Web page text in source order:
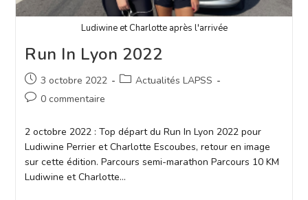
Ludiwine et Charlotte après l'arrivée
Run In Lyon 2022
3 octobre 2022
Actualités LAPSS
0 commentaire
2 octobre 2022 : Top départ du Run In Lyon 2022 pour
Ludiwine Perrier et Charlotte Escoubes, retour en image
sur cette édition. Parcours semi-marathon Parcours 10 KM
Ludiwine et Charlotte…